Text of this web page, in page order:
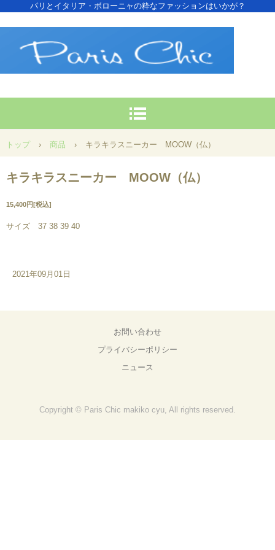
パリとイタリア・ボローニャの粋なファッションはいかが？
トップ › 商品 › キラキラスニーカー MOOW（仏）
キラキラスニーカー MOOW（仏）
15,400円[税込]
サイズ 37 38 39 40
2021年09月01日
お問い合わせ
プライバシーポリシー
ニュース
Copyright © Paris Chic makiko cyu, All rights reserved.